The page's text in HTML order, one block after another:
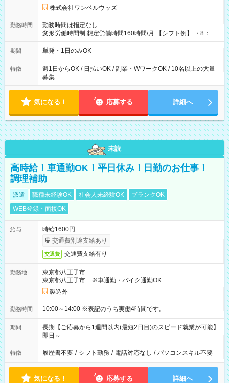
株式会社ワンベルウッズ
勤務時間
勤務時間は指定なし
変形労働時間制 想定労働時間160時間/月 【シフト例】 ・8：00
～21：00
期間 単発・1日のみOK
特徴
週1日からOK / 日払いOK / 副業・WワークOK / 10名以上の大量
募集
気になる！ 応募する 詳細へ
未読
高時給！車通勤OK！平日休み！日勤のお仕事！
調理補助
派遣 職種未経験OK 社会人未経験OK
ブランクOK
WEB登録・面接OK
給与
時給1600円
交通費別途支給あり
交通費 交通費支給有り
勤務地
東京都八王子市
東京都八王子市 ※車通勤・バイク通勤OK
製造外
勤務時間 10:00～14:00 ※表記のうち実働4時間です。
期間
長期【ご応募から1週間以内(最短2日目)のスピード就業が可能】
即日～
特徴 履歴書不要 / シフト勤務 / 電話対応なし / パソコンスキル不要
気になる！ 応募する 詳細へ